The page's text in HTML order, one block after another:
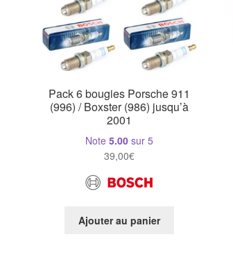
Pack 6 bougies Porsche 911
(996) / Boxster (986) jusqu’à
2001
Note5.00 sur 5
39,00€
Ajouter au panier